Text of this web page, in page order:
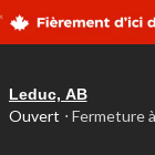
Leduc, AB
Ouvert